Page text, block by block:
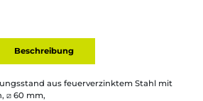
Beschreibung
aus feuerverzinktem Stahl mit
⧄ 60 mm,